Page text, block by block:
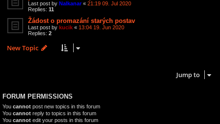
Last post by Nalkanar« 21:19 09. Jul 2020
Replies: 11
Žádost o promazání starých postav
Last post by kucik « 13:04 19. Jun 2020
Replies: 2
New Topic
Jump to
FORUM PERMISSIONS
You cannot post new topics in this forum
You cannot reply to topics in this forum
You cannot edit your posts in this forum